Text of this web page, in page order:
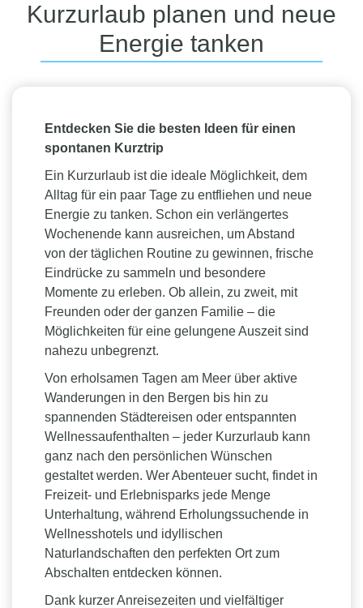
Kurzurlaub planen und neue
Energie tanken
Entdecken Sie die besten Ideen für einen
spontanen Kurztrip
Ein Kurzurlaub ist die ideale Möglichkeit, dem
Alltag für ein paar Tage zu entfliehen und neue
Energie zu tanken. Schon ein verlängertes
Wochenende kann ausreichen, um Abstand
von der täglichen Routine zu gewinnen, frische
Eindrücke zu sammeln und besondere
Momente zu erleben. Ob allein, zu zweit, mit
Freunden oder der ganzen Familie – die
Möglichkeiten für eine gelungene Auszeit sind
nahezu unbegrenzt.
Von erholsamen Tagen am Meer über aktive
Wanderungen in den Bergen bis hin zu
spannenden Städtereisen oder entspannten
Wellnessaufenthalten – jeder Kurzurlaub kann
ganz nach den persönlichen Wünschen
gestaltet werden. Wer Abenteuer sucht, findet in
Freizeit- und Erlebnisparks jede Menge
Unterhaltung, während Erholungssuchende in
Wellnesshotels und idyllischen
Naturlandschaften den perfekten Ort zum
Abschalten entdecken können.
Dank kurzer Anreisezeiten und vielfältiger